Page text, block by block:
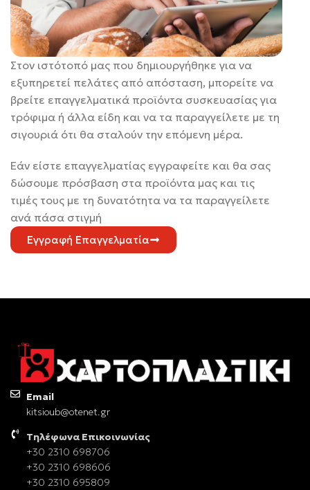
Στον ιστότοπό μας που δημιουργήθηκε για να
εξυπηρετεί πελάτες από απόσταση, μπορείτε να
βρείτε επαγγελματικά προϊόντα συσκευασίας για
τρόφιμα ή άλλα είδη και να τα παραγγείλετε με τη
σιγουριά ότι θα σταλούν την επόμενη μέρα.
Εάν είστε επαγγελματίας εγγραφείτε και θα σας
δώσουμε πρόσβαση στα προϊόντα μας και τις
τιμές τους με τη δυνατότητα να τα παραγγείλετε
ανά πάσα στιγμή
Εγγραφή Επαγγελματία
Email
kitsioub@otenet.gr
Τηλέφωνα Επικοινωνίας
+30 2310 698706
+30 2310 698606
+30 2310 695809